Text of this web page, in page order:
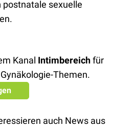
postnatale sexuelle
Kanal Intimbereichfür
Themen.
auch News aus